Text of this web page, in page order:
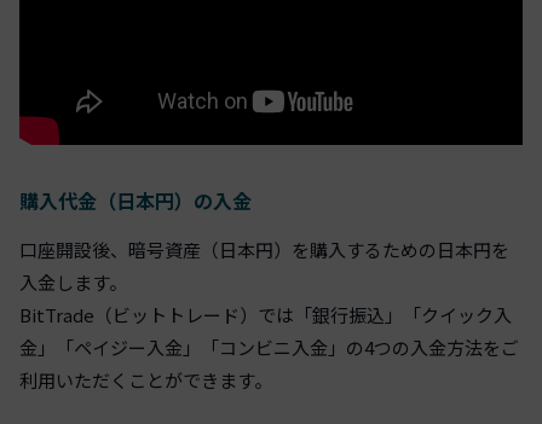
購入代金（日本円）の入金
口座開設後、暗号資産（日本円）を購入するための日本円を
入金します。
BitTrade（ビットトレード）では「銀行振込」「クイック入
金」「ペイジー入金」「コンビニ入金」の4つの入金方法をご
利用いただくことができます。